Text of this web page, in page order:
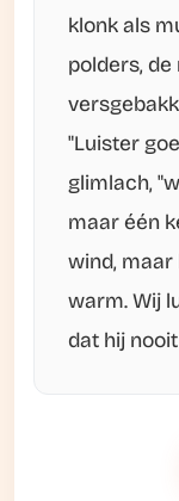
klonk als
polders,
"Luister
glimlach,
maar één
wind, maar
warm. Wij
dat hij